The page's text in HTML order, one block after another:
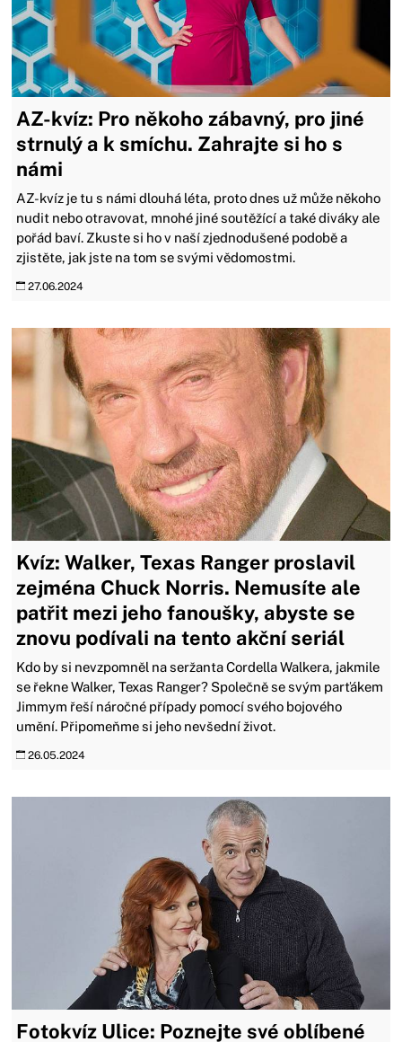
AZ-kvíz: Pro někoho zábavný, pro jiné
strnulý a k smíchu. Zahrajte si ho s
námi
AZ-kvíz je tu s námi dlouhá léta, proto dnes už může někoho
nudit nebo otravovat, mnohé jiné soutěžící a také diváky ale
pořád baví. Zkuste si ho v naší zjednodušené podobě a
zjistěte, jak jste na tom se svými vědomostmi.
27.06.2024
Kvíz: Walker, Texas Ranger proslavil
zejména Chuck Norris. Nemusíte ale
patřit mezi jeho fanoušky, abyste se
znovu podívali na tento akční seriál
Kdo by si nevzpomněl na seržanta Cordella Walkera, jakmile
se řekne Walker, Texas Ranger? Společně se svým parťákem
Jimmym řeší náročné případy pomocí svého bojového
umění. Připomeňme si jeho nevšední život.
26.05.2024
Fotokvíz Ulice: Poznejte své oblíbené